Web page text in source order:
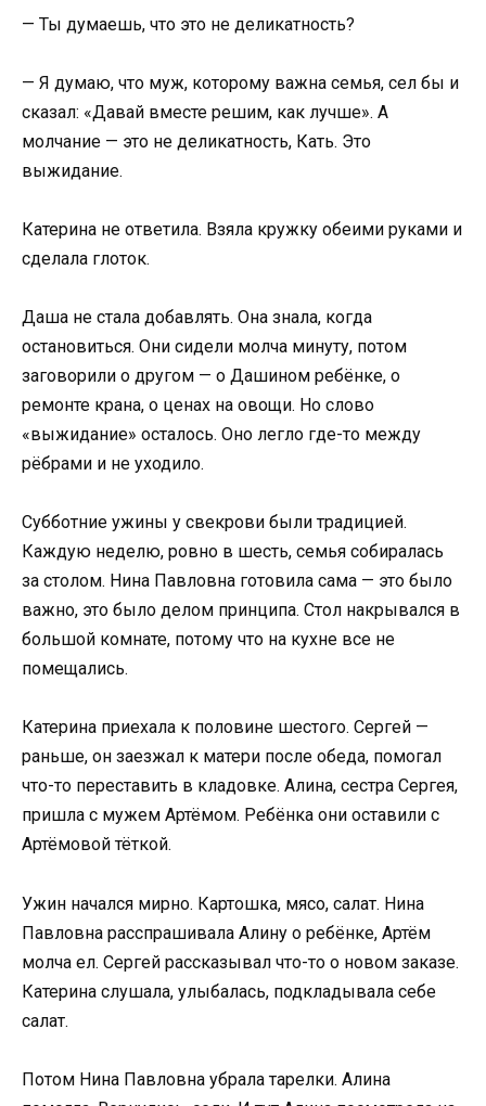
— Ты думаешь, что это не деликатность?
— Я думаю, что муж, которому важна семья, сел бы и
сказал: «Давай вместе решим, как лучше». А
молчание — это не деликатность, Кать. Это
выжидание.
Катерина не ответила. Взяла кружку обеими руками и
сделала глоток.
Даша не стала добавлять. Она знала, когда
остановиться. Они сидели молча минуту, потом
заговорили о другом — о Дашином ребёнке, о
ремонте крана, о ценах на овощи. Но слово
«выжидание» осталось. Оно легло где-то между
рёбрами и не уходило.
Субботние ужины у свекрови были традицией.
Каждую неделю, ровно в шесть, семья собиралась
за столом. Нина Павловна готовила сама — это было
важно, это было делом принципа. Стол накрывался в
большой комнате, потому что на кухне все не
помещались.
Катерина приехала к половине шестого. Сергей —
раньше, он заезжал к матери после обеда, помогал
что-то переставить в кладовке. Алина, сестра Сергея,
пришла с мужем Артёмом. Ребёнка они оставили с
Артёмовой тёткой.
Ужин начался мирно. Картошка, мясо, салат. Нина
Павловна расспрашивала Алину о ребёнке, Артём
молча ел. Сергей рассказывал что-то о новом заказе.
Катерина слушала, улыбалась, подкладывала себе
салат.
Потом Нина Павловна убрала тарелки. Алина